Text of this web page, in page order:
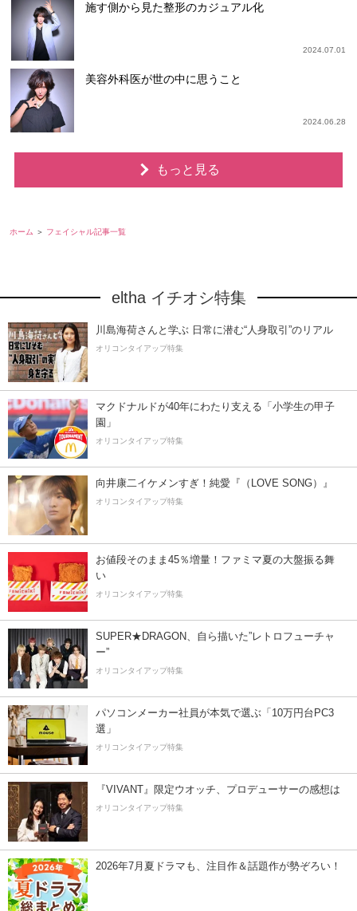
施す側から見た整形のカジュアル化
2024.07.01
美容外科医が世の中に思うこと
2024.06.28
もっと見る
ホーム フェイシャル記事一覧
eltha イチオシ特集
川島海荷さんと学ぶ 日常に潜む“人身取引”のリアル
オリコンタイアップ特集
マクドナルドが40年にわたり支える「小学生の甲子
園」
オリコンタイアップ特集
向井康二イケメンすぎ！純愛『（LOVE SONG）』
オリコンタイアップ特集
お値段そのまま45％増量！ファミマ夏の大盤振る舞
い
オリコンタイアップ特集
SUPER★DRAGON、自ら描いた”レトロフューチャ
ー”
オリコンタイアップ特集
パソコンメーカー社員が本気で選ぶ「10万円台PC3
選」
オリコンタイアップ特集
『VIVANT』限定ウオッチ、プロデューサーの感想は
オリコンタイアップ特集
2026年7月夏ドラマも、注目作＆話題作が勢ぞろい！